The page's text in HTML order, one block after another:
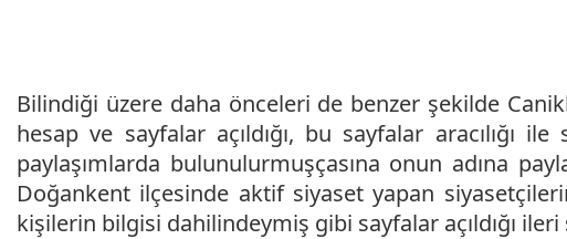
Bilindiği üzere daha önceleri de benzer şekilde
hesap ve sayfalar açıldığı, bu sayfalar aracılığı
paylaşımlarda bulunulurmuşçasına onun adına
Doğankent ilçesinde aktif siyaset yapan
kişilerin bilgisi dahilindeymiş gibi sayfalar açıldığı